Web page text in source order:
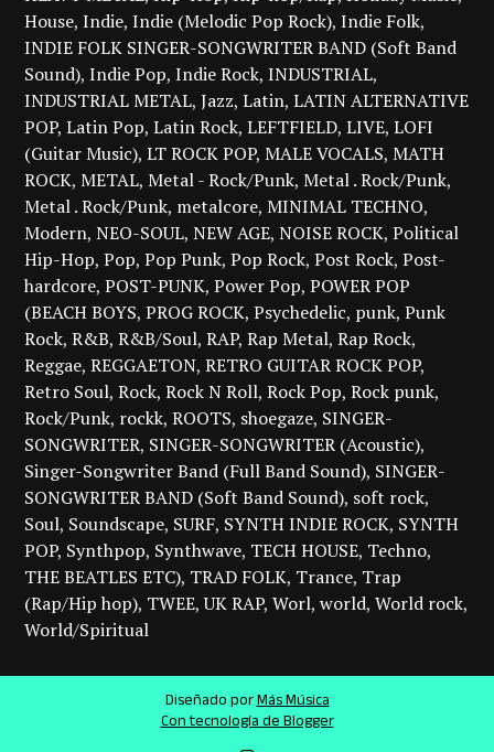
House Indie Indie (Melodic Pop Rock) Indie Folk
INDIE FOLK SINGER-SONGWRITER BAND (Soft Band
Sound) Indie Pop Indie Rock INDUSTRIAL
INDUSTRIAL METAL Jazz Latin LATIN ALTERNATIVE
POP Latin Pop Latin Rock LEFTFIELD LIVE LOFI
(Guitar Music) LT ROCK POP MALE VOCALS MATH
ROCK METAL Metal - Rock/Punk Metal . Rock/Punk
Metal . Rock/Punk metalcore MINIMAL TECHNO
Modern NEO-SOUL NEW AGE NOISE ROCK Political
Hip-Hop Pop Pop Punk Pop Rock Post Rock Post-
hardcore POST-PUNK Power Pop POWER POP
(BEACH BOYS PROG ROCK Psychedelic punk Punk
Rock R&B R&B/Soul RAP Rap Metal Rap Rock
Reggae REGGAETON RETRO GUITAR ROCK POP
Retro Soul Rock Rock N Roll Rock Pop Rock punk
Rock/Punk rockk ROOTS shoegaze SINGER-
SONGWRITER SINGER-SONGWRITER (Acoustic)
Singer-Songwriter Band (Full Band Sound) SINGER-
SONGWRITER BAND (Soft Band Sound) soft rock
Soul Soundscape SURF SYNTH INDIE ROCK SYNTH
POP Synthpop Synthwave TECH HOUSE Techno
THE BEATLES ETC) TRAD FOLK Trance Trap
(Rap/Hip hop) TWEE UK RAP Worl world World rock
World/Spiritual
Con tecnología de Blogger
Diseñado porMás Música